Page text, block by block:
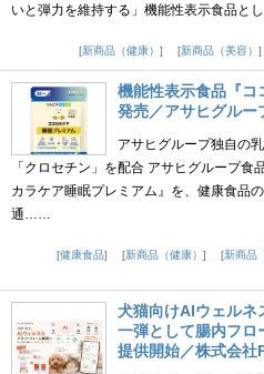
いと弾力を維持する」機能性表示食品と
新商品（健康）
新商品（美容）
機能性表示食品『コ
発売／アサヒグルー
アサヒグループ独自の
「クロセチン」を配合 アサヒグループ
カラケア睡眠プレミアム』を、健康食品
通……
健康食品
新商品（健康） 新商品
犬猫向けAIウェルネ
一弾として腸内フロ
提供開始／株式会社